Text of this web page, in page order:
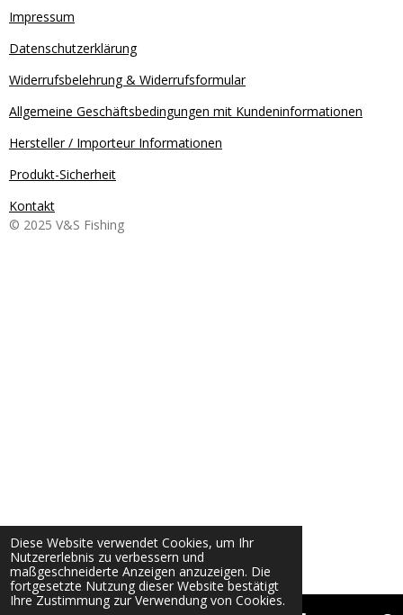
Diese Website verwendet Cookies, um Ihr
Nutzererlebnis zu verbessern und
maßgeschneiderte Anzeigen anzuzeigen. Die
fortgesetzte Nutzung dieser Website bestätigt
Ihre Zustimmung zur Verwendung von Cookies.
Impressum
Datenschutzerklärung
Widerrufsbelehrung & Widerrufsformular
Allgemeine Geschäftsbedingungen mit Kundeninformationen
Hersteller / Importeur Informationen
Produkt-Sicherheit
Kontakt
© 2025 V&S Fishing